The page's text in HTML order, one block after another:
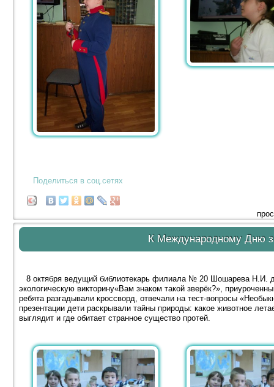
Поделиться в соц.сетях
К Международному Дню
8 октября ведущий библиотекарь филиала № 20 Шошарева Н.И.
экологическую викторину«Вам знаком такой зверёк?»,
ребята разгадывали кроссворд, отвечали на тест-вопросы
презентации дети раскрывали тайны природы: какое животное
выглядит и где обитает странное существо протей.